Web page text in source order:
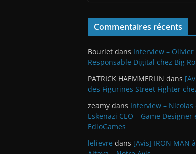
Commentaires récents
Bourlet dans Interview –
Responsable Digital chez Big
PATRICK HAEMMERLIN dans
des Figurines Street Fighter
zeamy dans Interview – Nicolas
Eskenazi CEO – Game Designer
EdioGames
lelievre dans [Avis] IRON MAN